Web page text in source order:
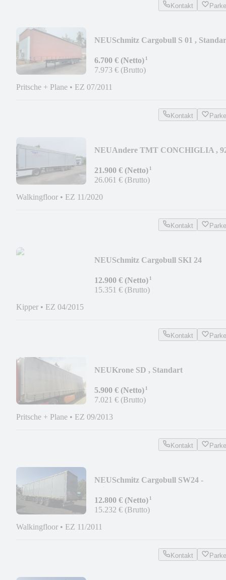
Kontakt
NEUSchmitz Cargobull S 01 ,
6.700 € (Netto)¹
7.973 € (Brutto)
Pritsche + Plane • EZ 07/2011
Kontakt
NEUAndere TMT CONCHIGLIA ,
21.900 € (Netto)¹
26.061 € (Brutto)
Walkingfloor • EZ 11/2020
Kontakt
NEUSchmitz Cargobull SKI 24
12.900 € (Netto)¹
15.351 € (Brutto)
Kipper • EZ 04/2015
Kontakt
NEUKrone SD , Standart
5.900 € (Netto)¹
7.021 € (Brutto)
Pritsche + Plane • EZ 09/2013
Kontakt
NEUSchmitz Cargobull SW24 -
12.800 € (Netto)¹
15.232 € (Brutto)
Walkingfloor • EZ 11/2011
Kontakt